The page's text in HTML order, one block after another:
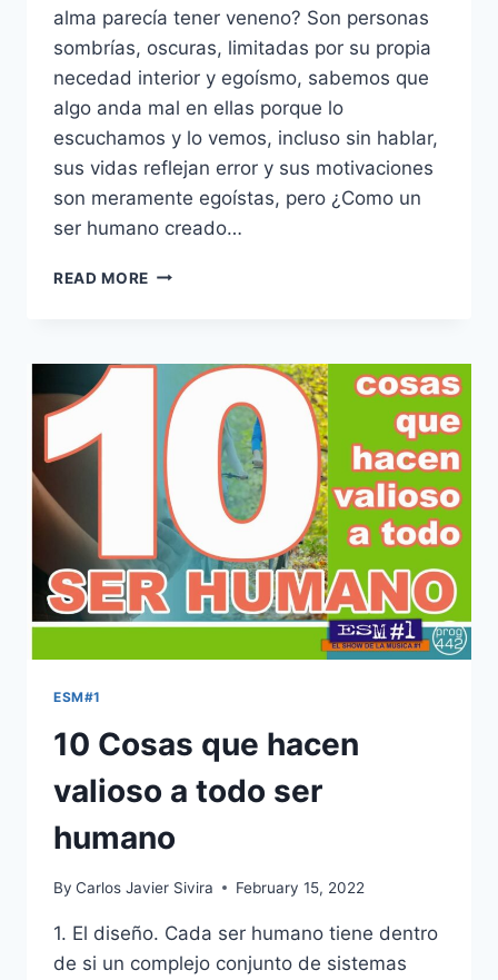
alma parecía tener veneno? Son personas
sombrías, oscuras, limitadas por su propia
necedad interior y egoísmo, sabemos que
algo anda mal en ellas porque lo
escuchamos y lo vemos, incluso sin hablar,
sus vidas reflejan error y sus motivaciones
son meramente egoístas, pero ¿Como un
ser humano creado…
READ MORE 10
EL
ALMA
ESM#1
10 Cosas que hacen
valioso a todo ser
humano
By Carlos Javier Sivira February 15, 2022
1. El diseño. Cada ser humano tiene dentro
de si un complejo conjunto de sistemas